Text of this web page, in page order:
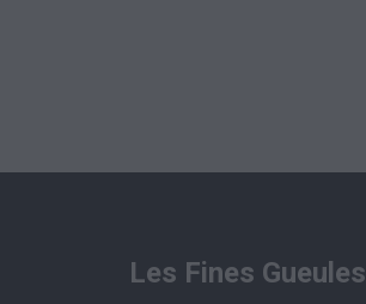
Les Fines Gueules